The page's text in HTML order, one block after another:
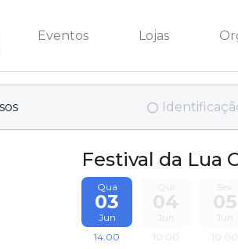
Eventos Lojas
Festival da Lua
Qua
03
Jun
14:00
Qui
04
Jun
10:00
Sex
05
Jun
10:00